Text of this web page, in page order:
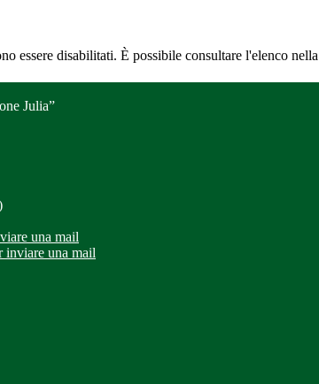
essere disabilitati. È possibile consultare l'elenco
Julia”
una mail
inviare una mail